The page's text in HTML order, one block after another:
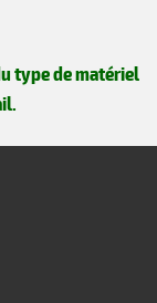
type de matériel